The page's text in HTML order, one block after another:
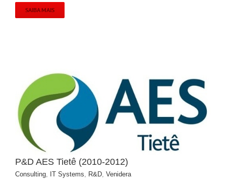
SAIBA MAIS
P&D AES Tietê (2010-2012)
Consulting, IT Systems, R&D, Venidera